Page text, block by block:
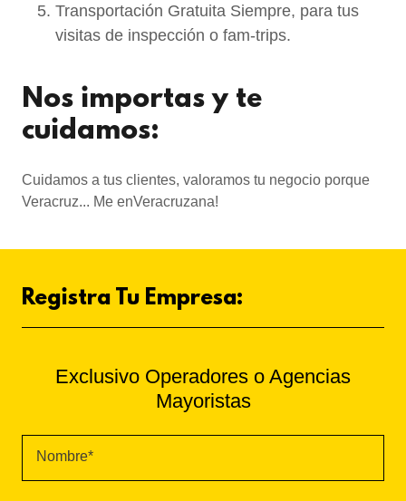
Transportación Gratuita Siempre, para tus
visitas de inspección o fam-trips.
Nos importas y te
cuidamos:
Cuidamos a tus clientes, valoramos tu negocio porque
Veracruz... Me enVeracruzana!
Registra Tu Empresa:
Exclusivo Operadores o Agencias
Mayoristas
Nombre*